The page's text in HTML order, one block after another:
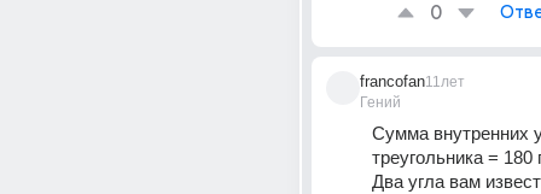
0
francofan
Гений
11лет
Сумма внутренних
треугольника = 180
Два угла вам